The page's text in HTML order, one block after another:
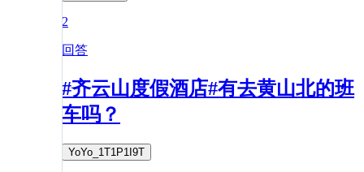
2
回答
#齐云山度假酒店#有去黄山北的班
车吗？
YoYo_1T1P1I9T